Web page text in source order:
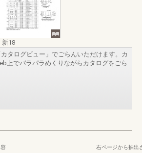
新18
タログビュー」でごらんいただけます。カ
上でパラパラめくりながらカタログをごら
右ページから抽出